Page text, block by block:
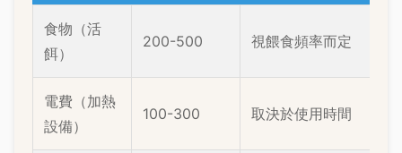
食物（活
餌）
200-500 視餵食頻率而定
電費（加熱
設備）
100-300 取決於使用時間